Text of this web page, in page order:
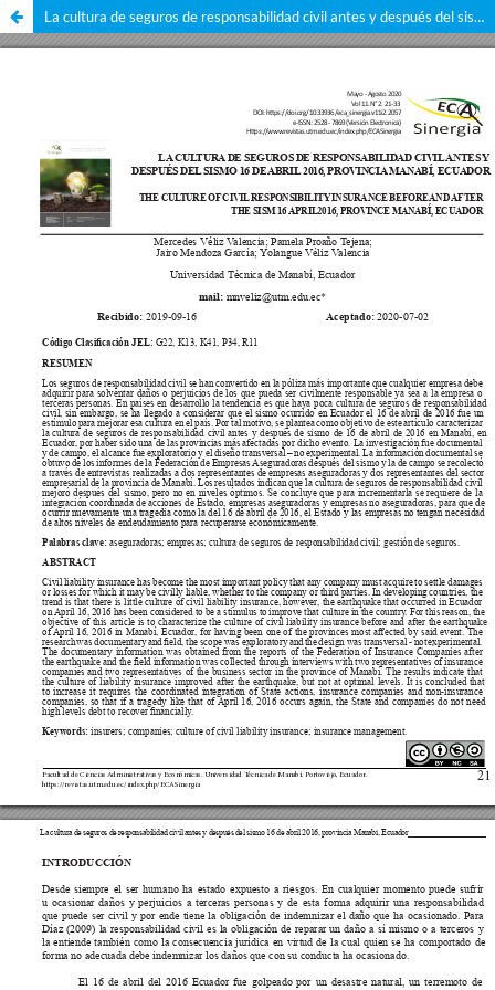
La cultura de seguros de responsabilidad civil antes y después del sismo 16 de abril 2016, provincia Manabí, Ecuador